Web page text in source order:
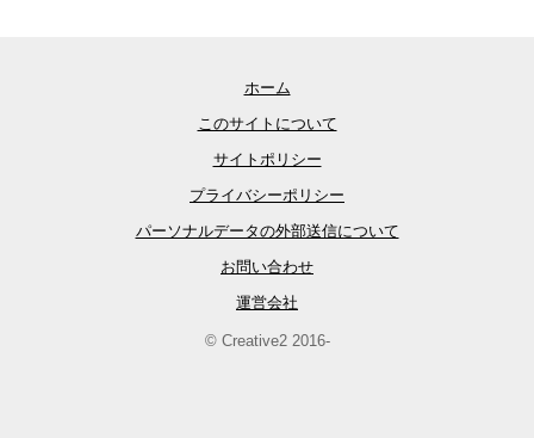
ホーム
このサイトについて
サイトポリシー
プライバシーポリシー
パーソナルデータの外部送信について
お問い合わせ
運営会社
© Creative2 2016-